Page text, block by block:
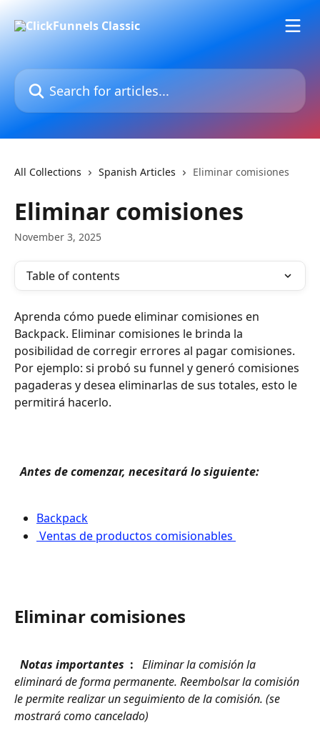
Search for articles...
All Collections Spanish Articles Eliminar comisiones
Eliminar comisiones
November 3, 2025
Table of contents
Aprenda cómo puede eliminar comisiones en
Backpack. Eliminar comisiones le brinda la
posibilidad de corregir errores al pagar comisiones.
Por ejemplo: si probó su funnel y generó comisiones
pagaderas y desea eliminarlas de sus totales, esto le
permitirá hacerlo.
Antes de comenzar, necesitará lo siguiente:
Backpack
Ventas de productos comisionables
Eliminar comisiones
Notas importantes : Eliminar la comisión la
eliminará de forma permanente. Reembolsar la comisión
le permite realizar un seguimiento de la comisión. (se
mostrará como cancelado)